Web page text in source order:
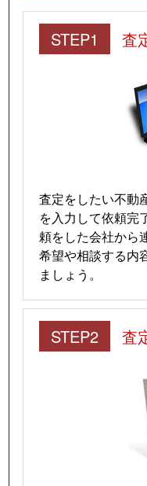
STEP1 査
査定をしたい不動
を入力して依頼完
頼をした会社から
希望や相談する内
ましょう。
STEP2 査